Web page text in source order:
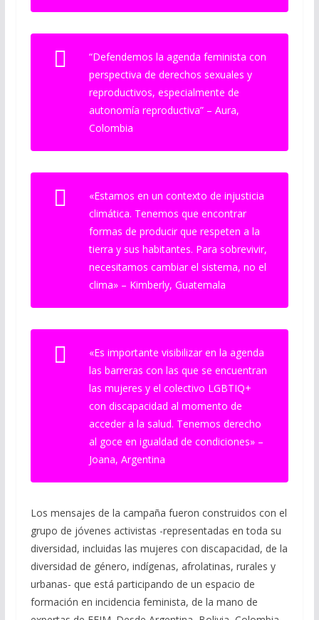
“Defendemos la agenda feminista con
perspectiva de derechos sexuales y
reproductivos, especialmente de
autonomía reproductiva” – Aura,
Colombia
«Estamos en un contexto de injusticia
climática. Tenemos que encontrar
formas de producir que respeten a la
tierra y sus habitantes. Para sobrevivir,
necesitamos cambiar el sistema, no el
clima» – Kimberly, Guatemala
«Es importante visibilizar en la agenda
las barreras con las que se encuentran
las mujeres y el colectivo LGBTIQ+
con discapacidad al momento de
acceder a la salud. Tenemos derecho
al goce en igualdad de condiciones» –
Joana, Argentina
Los mensajes de la campaña fueron construidos con el
grupo de jóvenes activistas -representadas en toda su
diversidad, incluidas las mujeres con discapacidad, de la
diversidad de género, indígenas, afrolatinas, rurales y
urbanas- que está participando de un espacio de
formación en incidencia feminista, de la mano de